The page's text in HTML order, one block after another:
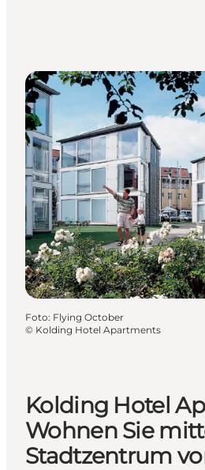
Foto: Flying October
© Kolding Hotel Apartments
Kolding Hotel
Wohnen Sie
Stadtzentrum